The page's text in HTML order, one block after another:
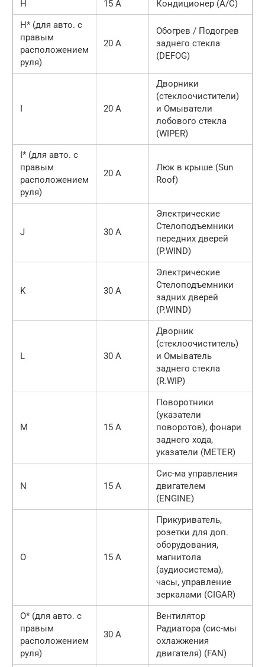
H
15 А
Кондиционер (A/C)
H* (для авто. с
правым
расположением
руля)
20 A
Обогрев / Подогрев
заднего стекла
(DEFOG)
20 A
Дворники
(стеклоочистители)
и Омыватели
лобового стекла
(WIPER)
I* (для авто. с
правым
расположением
руля)
20 A
Люк в крыше (Sun
Roof)
J 30 А
Электрические
Стелоподъемники
передних дверей
(P.WIND)
K 30 А
Электрические
Стелоподъемники
задних дверей
(P.WIND)
L 30 А
Дворник
(стеклоочиститель)
и Омыватель
заднего стекла
(R.WIP)
M 15 А
Поворотники
(указатели
поворотов), фонари
заднего хода,
указатели (METER)
N 15 А
Сис-ма управления
двигателем
(ENGINE)
O 15 А
Прикуриватель,
розетки для доп.
оборудования,
магнитола
(аудиосистема),
часы, управление
зеркалами (CIGAR)
O* (для авто. с
правым
расположением
руля)
30 А
Вентилятор
Радиатора (сис-мы
охлажжения
двигателя) (FAN)